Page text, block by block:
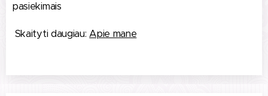
pasiekimais
Skaityti daugiau: Apie mane